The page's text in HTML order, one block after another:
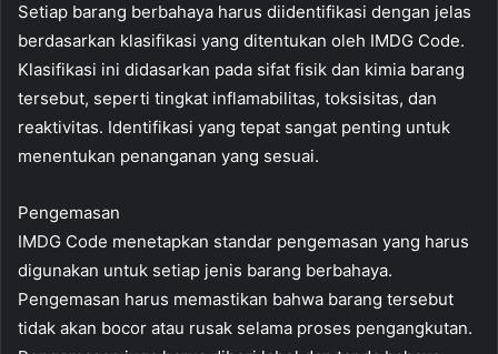
Setiap barang berbahaya harus diidentifikasi dengan jelas
berdasarkan klasifikasi yang ditentukan oleh IMDG Code.
Klasifikasi ini didasarkan pada sifat fisik dan kimia barang
tersebut, seperti tingkat inflamabilitas, toksisitas, dan
reaktivitas. Identifikasi yang tepat sangat penting untuk
menentukan penanganan yang sesuai.
Pengemasan
IMDG Code menetapkan standar pengemasan yang harus
digunakan untuk setiap jenis barang berbahaya.
Pengemasan harus memastikan bahwa barang tersebut
tidak akan bocor atau rusak selama proses pengangkutan.